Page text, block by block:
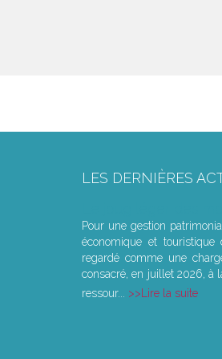
LES DERNIÈRES
Pour une gestion
économique et
regardé comme une
consacré, en juillet 2026, à
ressour...
Lire la suite